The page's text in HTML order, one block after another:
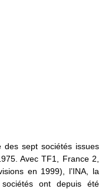
des sept sociétés issues
Avec TF1, France 2,
en 1999), l’INA, la
ont depuis été